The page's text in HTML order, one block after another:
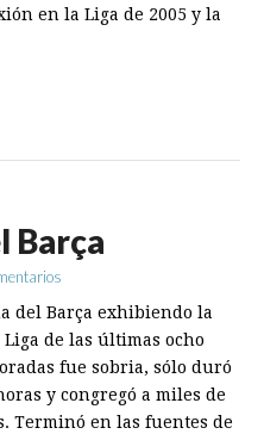
en la Liga de 2005 y la
Barça
del Barça exhibiendo la
Liga de las últimas ocho
fue sobria, sólo duró
y congregó a miles de
Terminó en las fuentes de